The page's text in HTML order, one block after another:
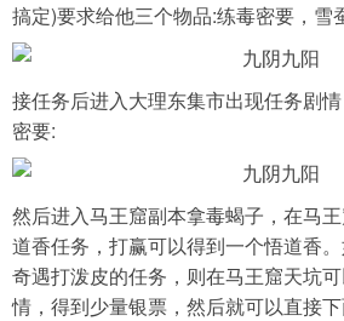
搞定)要求给他三个物品:练毒密要，雪
接任务后进入大理东集市出现任务剧
密要:
然后进入马王窟副本拿毒蝎子，在马
道香任务，打赢可以得到一个悟道香
奇遇打泼皮的任务，则在马王窟天坑
情，得到少量银票，然后就可以直接